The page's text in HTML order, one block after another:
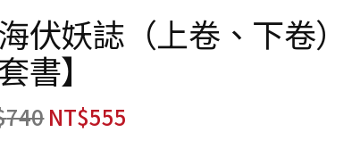
伏妖誌（上卷、下卷）
書】
740NT$555